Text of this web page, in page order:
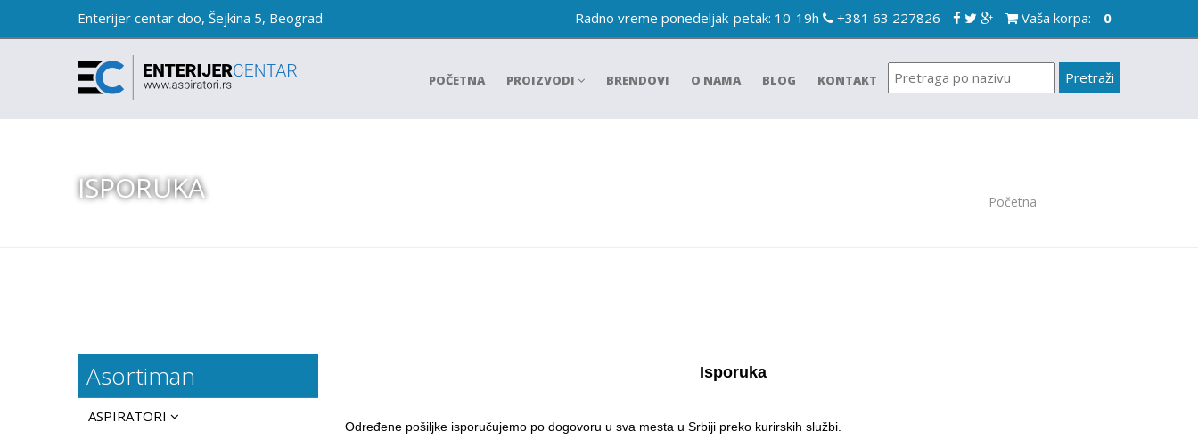
Enterijer centar doo, Šejkina 5, Beograd Radno vreme ponedeljak-petak: 10-19h +381 63 227826 Vaša korpa: 0
POČETNA PROIZVODI BRENDOVI O NAMA BLOG KONTAKT
ISPORUKA Početna
Asortiman
ASPIRATORI
Isporuka
Određene pošiljke isporučujemo po dogovoru u sva mesta u Srbiji preko kurirskih službi.